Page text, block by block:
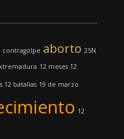
contragolpe aborto 25N
12 meses 12
12 batallas 19 de marzo
12